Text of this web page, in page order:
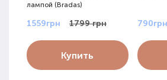
лампой (Bradas)
1559грн 1799 грн
Купить
790грн